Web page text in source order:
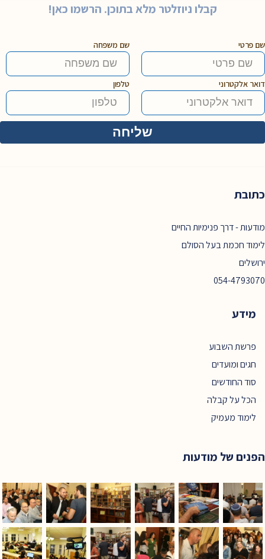
קבלו ניוזלטר מלא בתוכן. הרשמו כאן!
שם פרטי שם משפחה
דואר אלקטרוני טלפון
כתובת
מודעות - דרך פנימיות החיים
לימוד חכמת בעל הסולם
ירושלים
054-4793070
מידע
פרשת השבוע
חגים ומועדים
סוד החודשים
הכל על קבלה
לימוד מעמיק
הפנים של מודעות